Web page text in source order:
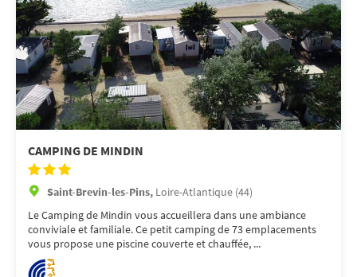
CAMPING DE MINDIN
Saint-Brevin-les-Pins, Loire-Atlantique (44)
Le Camping de Mindin vous accueillera dans une ambiance
conviviale et familiale. Ce petit camping de 73 emplacements
vous propose une piscine couverte et chauffée, ...